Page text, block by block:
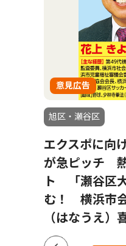
意見広告
旭区・瀬谷区
エクスポに向
が急ピッチ
ト 「瀬谷区
む！ 横浜市
（はなうえ）